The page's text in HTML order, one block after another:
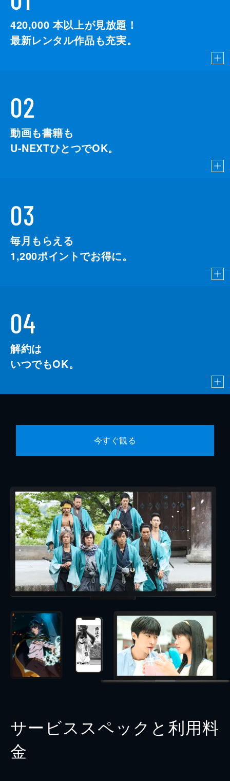
420,000 本以上が見放題！
最新レンタル作品も充実。
02
動画も書籍も
U-NEXTひとつでOK。
03
毎月もらえる
1,200ポイントでお得に。
04
解約は
いつでもOK。
今すぐ観る
サービススペックと利用料
金